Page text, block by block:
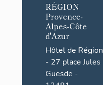
RÉGION
Provence-
Alpes-Côte
d'Azur
Hôtel de Région
- 27 place Jules
Guesde -